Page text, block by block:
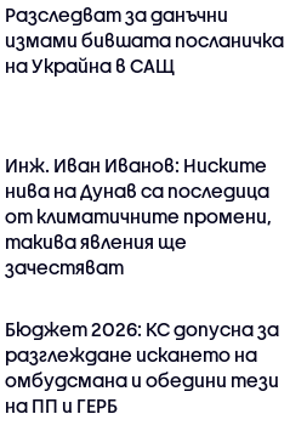
Разследват за данъчни
измами бившата посланичка
на Украйна в САЩ
Инж. Иван Иванов: Ниските
нива на Дунав са последица
от климатичните промени,
такива явления ще
зачестяват
Бюджет 2026: КС допусна за
разглеждане искането на
омбудсмана и обедини тези
на ПП и ГЕРБ